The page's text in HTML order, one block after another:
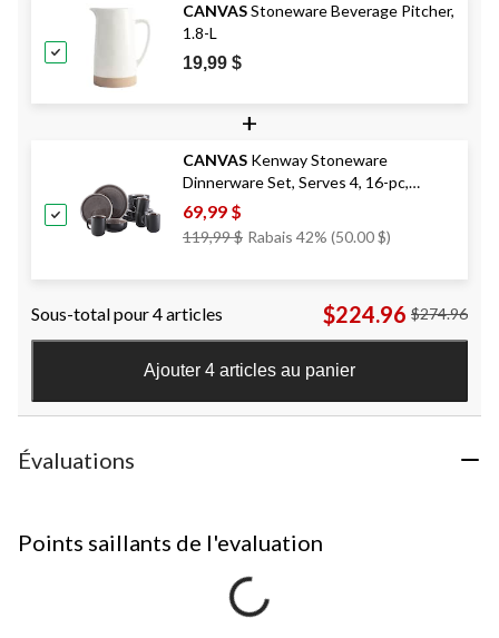
CANVASStoneware Beverage Pitcher,
1.8-L
19,99 $
+
CANVAS Kenway Stoneware
Dinnerware Set, Serves 4, 16-pc,
Matte Black & Taupe Reactive Glaze
69,99 $
119,99 $ Prix
Rabais 42% (50.00 $)
Sous-total pour 4 articles $224.96 $274.96
Ajouter 4 articles au panier
Évaluations
Points saillants de l'evaluation